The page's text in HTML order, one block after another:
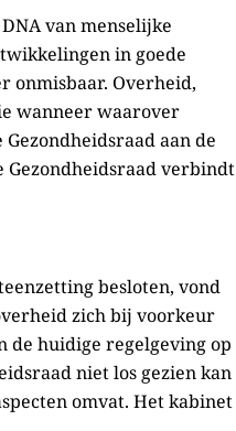
van menselijke
in goede
onmisbaar. Overheid,
wanneer waarover
aan de
Gezondheidsraad verbindt
besloten, vond
zich bij voorkeur
de huidige regelgeving op
niet los gezien kan
omvat. Het kabinet